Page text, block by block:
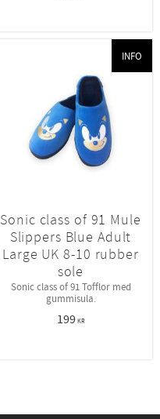
Sonic class of 91 Mule
Slippers Blue Adult
Large UK 8-10 rubber
sole
Sonic class of 91 Tofflor med
gummisula.
199KR
INFO